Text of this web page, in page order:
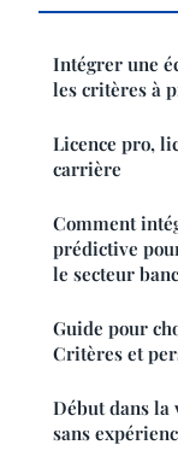
Intégrer une
les critères à
Licence pro,
carrière
Comment
prédictive
le secteur
Guide pour
Critères et
Début dans la
sans